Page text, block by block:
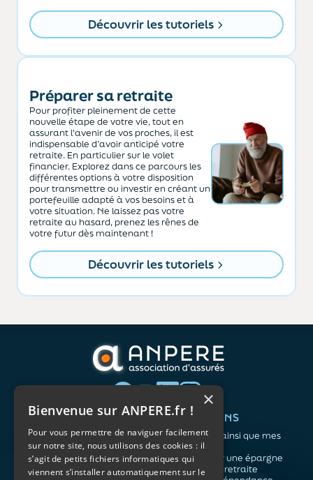
Découvrir les tutoriels
Préparer sa retraite
Pour profiter pleinement de cette
nouvelle étape de votre vie, tout en
assurant l'avenir de vos proches, il est
indispensable d’avoir anticipé votre
retraite. En particulier sur le volet
financier. Explorez dans ce parcours les
différentes options à votre disposition
pour transmettre ou investir en créant un
portefeuille adapté à vos besoins et à
votre situation. Ne laissez pas votre
retraite au hasard, prenez les rênes de
votre futur dès maintenant !
Découvrir les tutoriels
QUI SOMMES-NOUS ?
L'association
Notre organisation
L’équipe
Les atouts du contrat
VOS BESOINS
Me protéger ainsi que mes
proches
Me constituer une épargne
Préparer ma retraite
×
Bienvenue sur ANPERE.fr !
Pour vous permettre de naviguer facilement
sur notre site, nous utilisons des cookies : il
s’agit de petits fichiers informatiques qui
viennent s’installer automatiquement sur le